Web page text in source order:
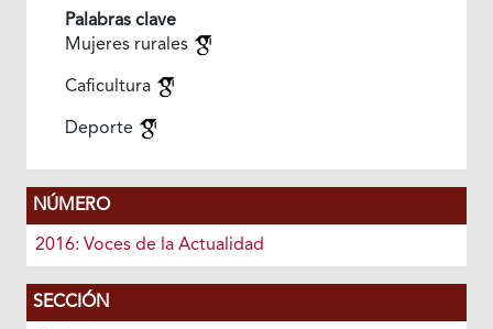
Palabras clave
Mujeres rurales
Caficultura
Deporte
NÚMERO
2016: Voces de la Actualidad
SECCIÓN